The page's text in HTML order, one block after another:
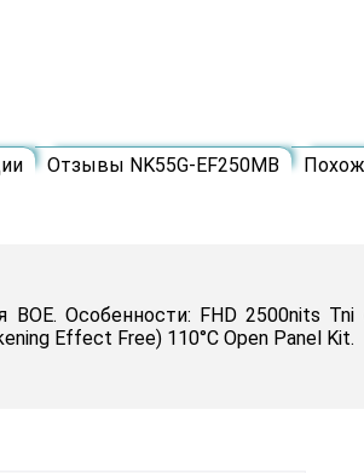
Отзывы NK55G-EF250MB
Особенности: FHD 2500nits Tni
Effect Free) 110°C Open Panel Kit.